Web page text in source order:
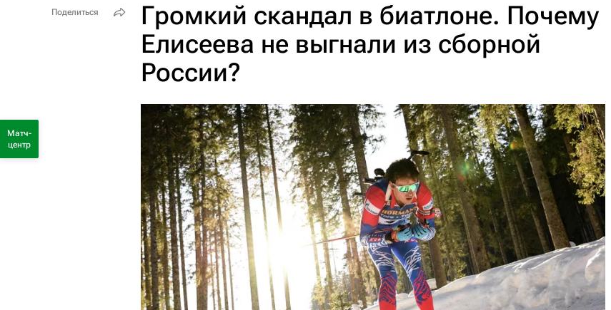
Громкий скандал в биатлоне. Почему
Елисеева не выгнали из сборной
России?
Поделиться
Матч-
центр